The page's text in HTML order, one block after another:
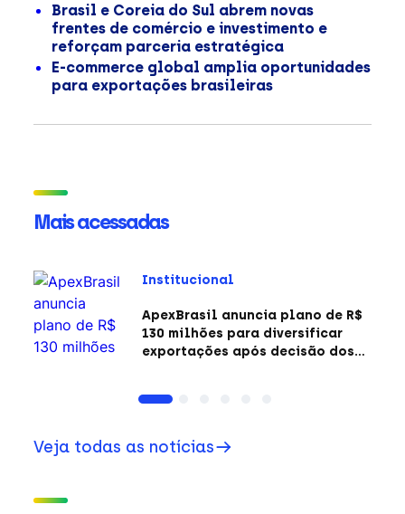
Brasil e Coreia do Sul abrem novas
frentes de comércio e investimento e
reforçam parceria estratégica
E-commerce global amplia oportunidades
para exportações brasileiras
Mais acessadas
Institucional
ApexBrasil anuncia plano de R$
130 milhões para diversificar
exportações após decisão dos
Veja todas as notícias